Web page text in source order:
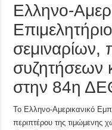
Ελληνο-
σεμιναρίων,
συζητήσεων
στην 84η
Το Ελληνο-Αμερικανικό
περιπτέρου της